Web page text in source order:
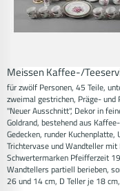
Meissen Kaffee-/
für zwölf Personen, 45 Teile,
zweimal gestrichen, Präge-
"Neuer Ausschnitt", Dekor in
Goldrand, bestehend aus
Gedecken, runder
Trichtervase und Wandteller
Schwertermarken Pfeifferzeit
Wandtellers partiell berieben,
26 und 14 cm, D Teller je 18